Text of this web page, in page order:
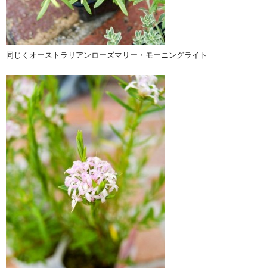
同じくオーストラリアンローズマリー・モーニングライト